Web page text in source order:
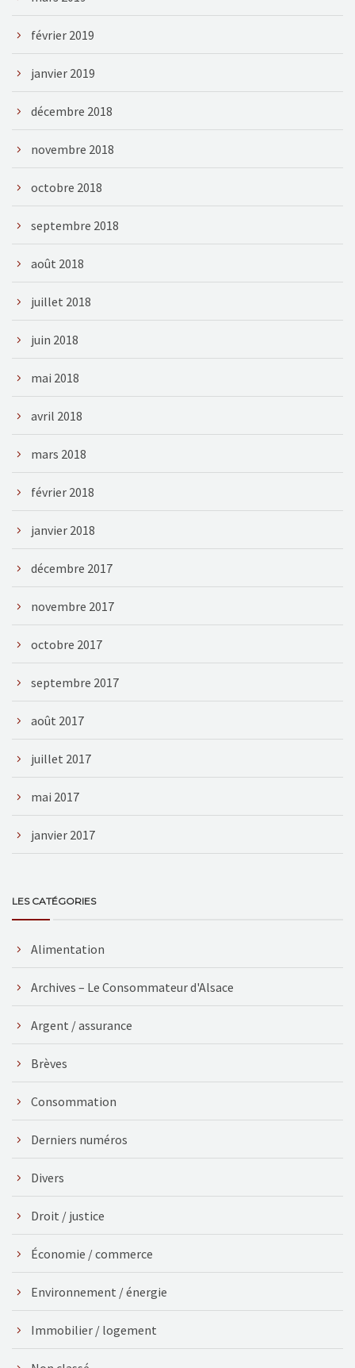
février 2019
janvier 2019
décembre 2018
novembre 2018
octobre 2018
septembre 2018
août 2018
juillet 2018
juin 2018
mai 2018
avril 2018
mars 2018
février 2018
janvier 2018
décembre 2017
novembre 2017
octobre 2017
septembre 2017
août 2017
juillet 2017
mai 2017
janvier 2017
LES CATÉGORIES
Alimentation
Archives – Le Consommateur d'Alsace
Argent / assurance
Brèves
Consommation
Derniers numéros
Divers
Droit / justice
Économie / commerce
Environnement / énergie
Immobilier / logement